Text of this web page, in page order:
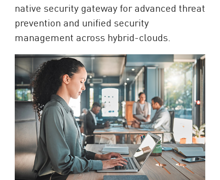
native security gateway for advanced threat
prevention and unified security
management across hybrid-clouds.